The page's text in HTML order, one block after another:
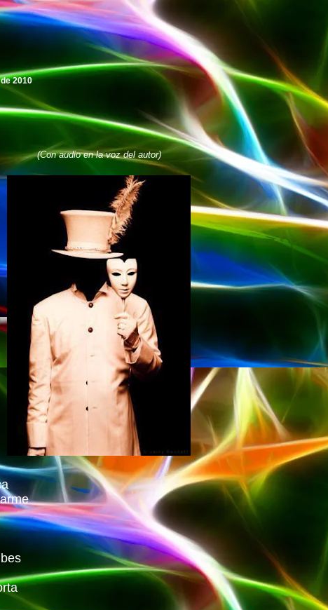
2010
(Con audio en la voz del autor)